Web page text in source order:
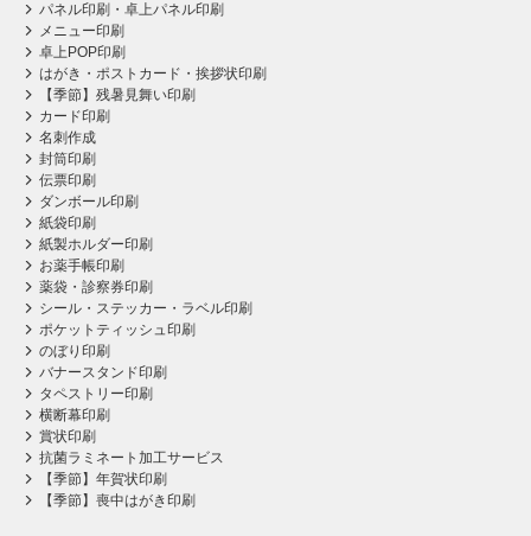
パネル印刷・卓上パネル印刷
メニュー印刷
卓上POP印刷
はがき・ポストカード・挨拶状印刷
【季節】残暑見舞い印刷
カード印刷
名刺作成
封筒印刷
伝票印刷
ダンボール印刷
紙袋印刷
紙製ホルダー印刷
お薬手帳印刷
薬袋・診察券印刷
シール・ステッカー・ラベル印刷
ポケットティッシュ印刷
のぼり印刷
バナースタンド印刷
タペストリー印刷
横断幕印刷
賞状印刷
抗菌ラミネート加工サービス
【季節】年賀状印刷
【季節】喪中はがき印刷